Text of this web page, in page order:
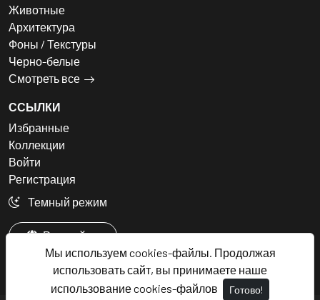
Мы используем cookies-файлы. Продолжая
использовать сайт, вы принимаете наше
использование cookies-файлов
Готово!
Животные
Архитектура
Фоны / Текстуры
Черно-белые
Смотреть все
ССЫЛКИ
Избранные
Коллекции
Войти
Регистрация
Темный режим
Русский